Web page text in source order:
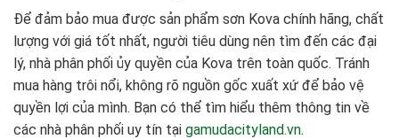
Để đảm bảo mua được sản phẩm sơn Kova chính hãng, chất
lượng với giá tốt nhất, người tiêu dùng nên tìm đến các đại
lý, nhà phân phối ủy quyền của Kova trên toàn quốc. Tránh
mua hàng trôi nổi, không rõ nguồn gốc xuất xứ để bảo vệ
quyền lợi của mình. Bạn có thể tìm hiểu thêm thông tin về
các nhà phân phối uy tín tại gamudacityland.vn.